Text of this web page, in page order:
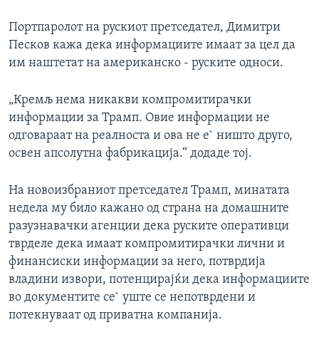
Портпаролот на рускиот претседател, Димитри
Песков кажа дека информациите имаат за цел да
им наштетат на американско - руските односи.
„Кремљ нема никакви компромитирачки
информации за Трамп. Овие информации не
одговараат на реалноста и ова не е` ништо друго,
освен апсолутна фабрикација.“ додаде тој.
На новоизбраниот претседател Трамп, минатата
недела му било кажано од страна на домашните
разузнавачки агенции дека руските оперативци
тврделе дека имаат компромитирачки лични и
финансиски информации за него, потврдија
владини извори, потенцирајќи дека информациите
во документите се` уште се непотврдени и
потекнуваат од приватна компанија.